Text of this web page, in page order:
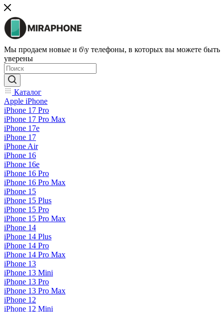
Мы продаем новые и б\у телефоны, в которых вы можете быть
уверены
Каталог
Apple iPhone
iPhone 17 Pro
iPhone 17 Pro Max
iPhone 17e
iPhone 17
iPhone Air
iPhone 16
iPhone 16e
iPhone 16 Pro
iPhone 16 Pro Max
iPhone 15
iPhone 15 Plus
iPhone 15 Pro
iPhone 15 Pro Max
iPhone 14
iPhone 14 Plus
iPhone 14 Pro
iPhone 14 Pro Max
iPhone 13
iPhone 13 Mini
iPhone 13 Pro
iPhone 13 Pro Max
iPhone 12
iPhone 12 Mini